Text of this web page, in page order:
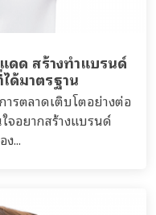
ด สร้างทำแบรนด์
ด้มาตรฐาน
รตลาดเติบโตอย่างต่อ
อยากสร้างแบรนด์
...